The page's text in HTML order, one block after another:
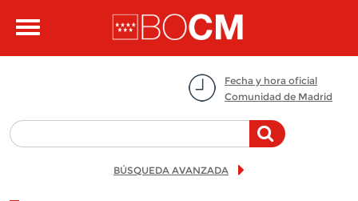
Toggle
Fecha y hora oficial
Comunidad de Madrid
BÚSQUEDA AVANZADA